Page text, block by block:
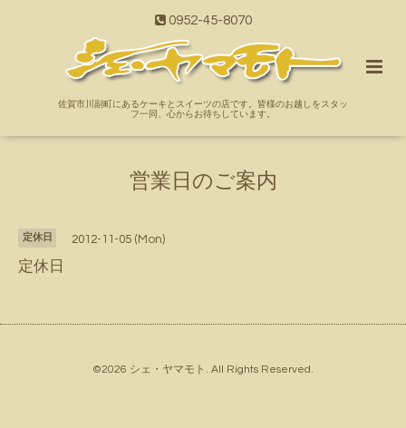
0952-45-8070
佐賀市川副町にあるケーキとスイーツの店です。皆様のお越しをスタッ
フ一同、心からお待ちしています。
営業日のご案内
定休日 2012-11-05 (Mon)
定休日
©2026 シェ・ヤマモト . All Rights Reserved.